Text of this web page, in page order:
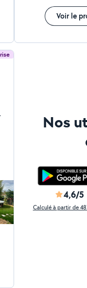
Voir le
Nos
4,6/5
Calculé à partir de